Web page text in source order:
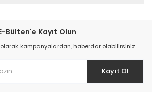
Bülten'e Kayıt Olun
kampanyalardan, haberdar olabilirsiniz.
Kayıt Ol